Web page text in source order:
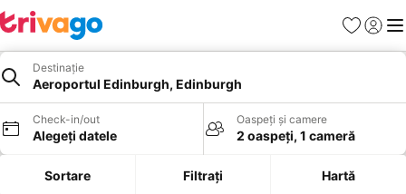
Favorite
Destinație
Aeroportul Edinburgh, Edinburgh
Check-in/out
Alegeți datele
Oaspeți și camere
2 oaspeți, 1 cameră
Sortare Filtrați Hartă